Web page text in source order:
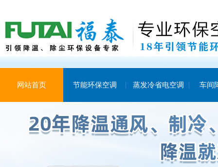
网站首页 节能环保空调 蒸发冷省电空调 车间